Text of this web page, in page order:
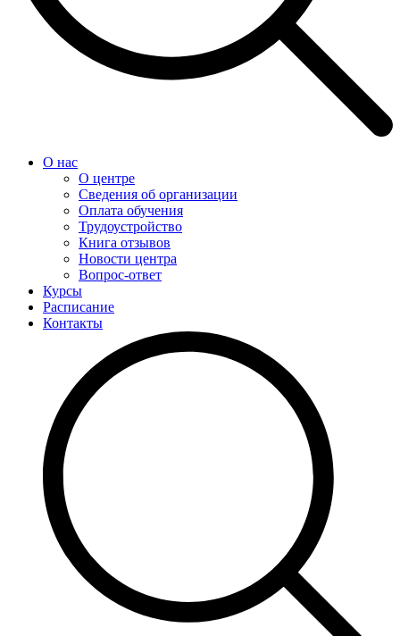
О нас
О центре
Сведения об организации
Оплата обучения
Трудоустройство
Книга отзывов
Новости центра
Вопрос-ответ
Курсы
Расписание
Контакты